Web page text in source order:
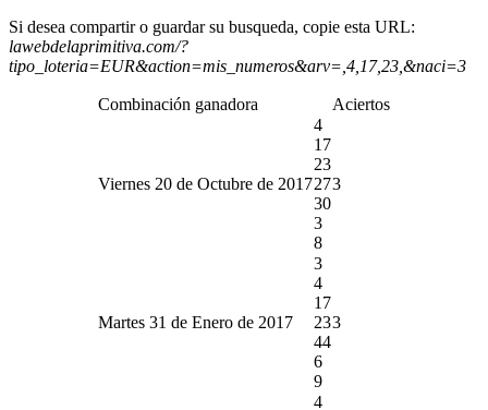
Si desea compartir o guardar su busqueda, copie esta URL:
lawebdelaprimitiva.com/?
tipo_loteria=EUR&action=mis_numeros&arv=,4,17,23,&naci=3
Combinación ganadora Aciertos
Viernes 20 de Octubre de 2017
4
17
23
27
30
3
8
3
Martes 31 de Enero de 2017
3
4
17
23
44
6
9
3
4